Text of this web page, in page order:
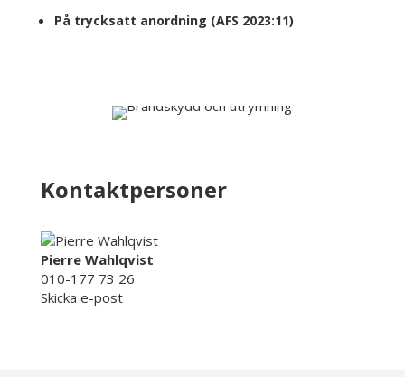
På trycksatt anordning (AFS 2023:11)
Kontaktpersoner
Pierre Wahlqvist
010-177 73 26
Skicka e-post